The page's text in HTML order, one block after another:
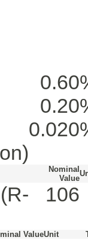
0.60
0.20
0.020
Nominal
Value
(R-
106
ValueUnit